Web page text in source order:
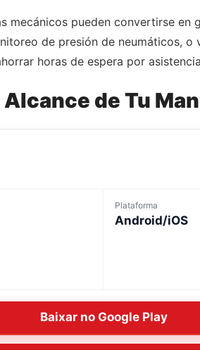
mecánicos pueden convertirse en
de presión de neumáticos,
horas de espera por
de Tu
Plataforma
Android/iOS
Baixar no Google Play